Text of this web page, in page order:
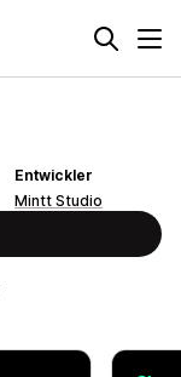
Entwickler
Mintt Studio